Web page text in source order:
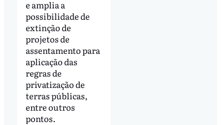
e amplia a
possibilidade de
extinção de
projetos de
assentamento para
aplicação das
regras de
privatização de
terras públicas,
entre outros
pontos.